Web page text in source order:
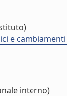
e cambiamenti
interno)